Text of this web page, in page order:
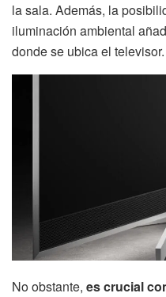
la sala. Además, la
iluminación ambiental
donde se ubica el televisor.
No obstante, es crucial